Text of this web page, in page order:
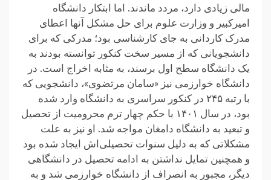
مالی زیادی دارد، مردد ماندند. اما ابتکار دانشگاه
امیرکبیر و وزارت علوم برای حل مشکل آنها اعطای
مدرک کاردانی به جای کارشناسی بود؛ مدرکی که برای
دانشجویانی که از مسیر سخت کنکور توانسته بودند به
یک دانشگاه سطح اول برسند، به مثابه اخراج است. در
دانشگاه خوارزمی نیز «سامان مرتضوی»، دانشجویی که
با رتبه ۲۴۵ در کنکور سراسری به دانشگاه وارد شده
بود، در سال ۱۴۰۱ با حکم چهار ترم محرومیت از تحصیل
و تبعید به دانشگاه دامغان مواجه شد. او نیز به علت
مشکلاتی که به دلیل سنوات تحصیلی‌اش ایجاد شده بود
و همچنین تمایل نداشتن به ادامه تحصیل در دانشگاهی
دیگر، مجبور به انصراف از دانشگاه خوارزمی شد و به